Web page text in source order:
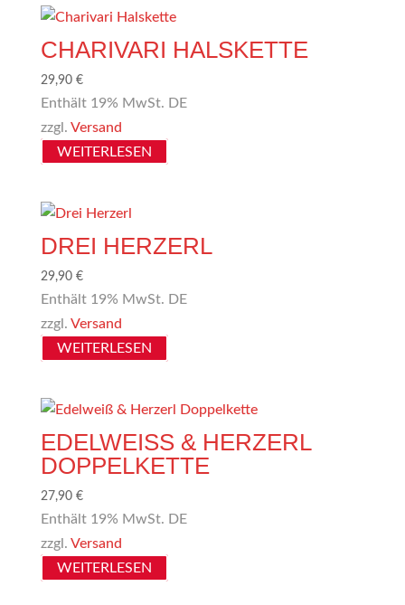
CHARIVARI HALSKETTE
29,90 €
Enthält 19% MwSt. DE
zzgl. Versand
WEITERLESEN
DREI HERZERL
29,90 €
Enthält 19% MwSt. DE
zzgl. Versand
WEITERLESEN
EDELWEISS & HERZERL D
OPPELKETTE
27,90 €
Enthält 19% MwSt. DE
zzgl. Versand
WEITERLESEN